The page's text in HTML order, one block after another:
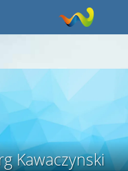
Kawaczynski